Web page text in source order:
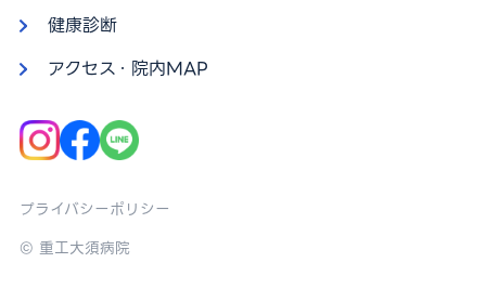
健康診断
アクセス・院内MAP
プライバシーポリシー
© 重工大須病院